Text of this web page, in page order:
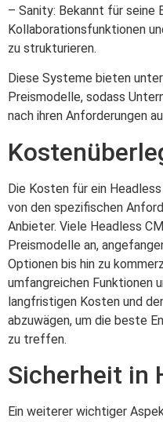
– Sanity: Bekannt für seine
Kollaborationsfunktionen
zu strukturieren.
Diese Systeme bieten
Preismodelle, sodass
nach ihren Anforderungen
Die Kosten für ein
von den spezifischen
Anbieter. Viele Headless
Preismodelle an,
Optionen bis hin zu
umfangreichen Funktionen
langfristigen Kosten und
abzuwägen, um die beste
zu treffen.
Sicherheit in
Ein weiterer wichtiger